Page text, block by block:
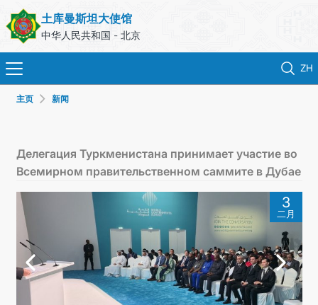
土库曼斯坦大使馆
中华人民共和国 - 北京
ZH
领事服务
外交部
联系我们
主页 新闻
Делегация Туркменистана принимает участие во
Всемирном правительственном саммите в Дубае
3
二月